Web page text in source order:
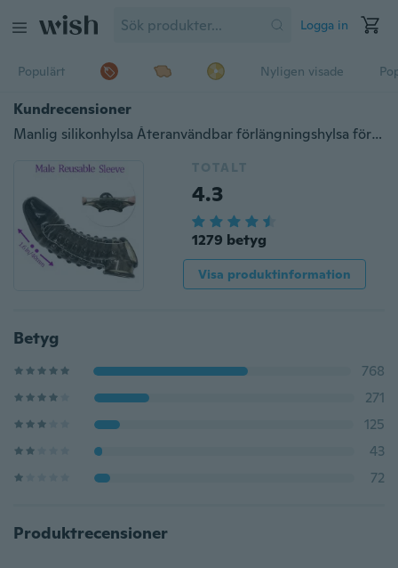
Logga in
Populärt Nyligen visade
Kundrecensioner
Manlig silikonhylsa Återanvändbar förlängningshylsa för förstoring
TOTALT
4.3
1279 betyg
Visa produktinformation
Betyg
768
271
125
43
72
Produktrecensioner